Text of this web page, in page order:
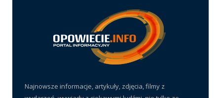
Najnowsze informacje, artykuły, zdjęcia, filmy z